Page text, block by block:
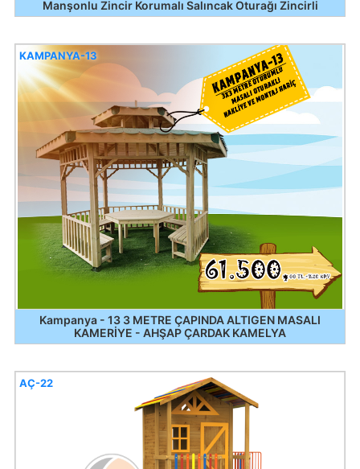
Manşonlu Zincir Korumalı Salıncak Oturağı Zincirli
Kampanya - 13 3 METRE ÇAPINDA ALTIGEN MASALI
KAMERİYE - AHŞAP ÇARDAK KAMELYA
KAMPANYA-13
AÇ-22